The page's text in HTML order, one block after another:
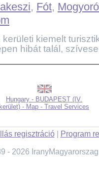
, Fót,
kiemelt
hibát talál,
Hungary - BUDAPEST (IV.
kerület) - Map - Travel Services
regisztráció| Program
- 2026